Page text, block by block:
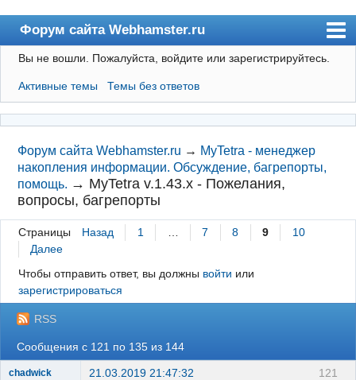
Форум сайта Webhamster.ru
Форум
Пользователи
Поиск
Регистрация
Вход
Webhamster.ru
Вы не вошли. Пожалуйста, войдите или зарегистрируйтесь.
Активные темы Темы без ответов
Форум сайта Webhamster.ru → MyTetra - менеджер
накопления информации. Обсуждение, багрепорты,
помощь. → MyTetra v.1.43.x - Пожелания,
вопросы, багрепорты
Страницы Назад 1 … 7 8 9
10
Далее
Чтобы отправить ответ, вы должны войти или
зарегистрироваться
RSS
Сообщения с 121 по 135 из 144
121
chadwick 21.03.2019 21:47:32